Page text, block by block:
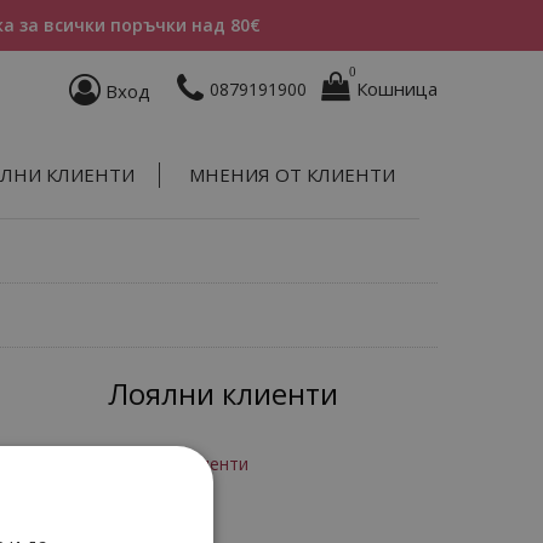
за всички поръчки над 80€
Вход 0879191900
0
Кошница
КЛИЕНТИ МНЕНИЯ ОТ КЛИЕНТИ
Лоялни клиенти
Програма за лоялни клиенти